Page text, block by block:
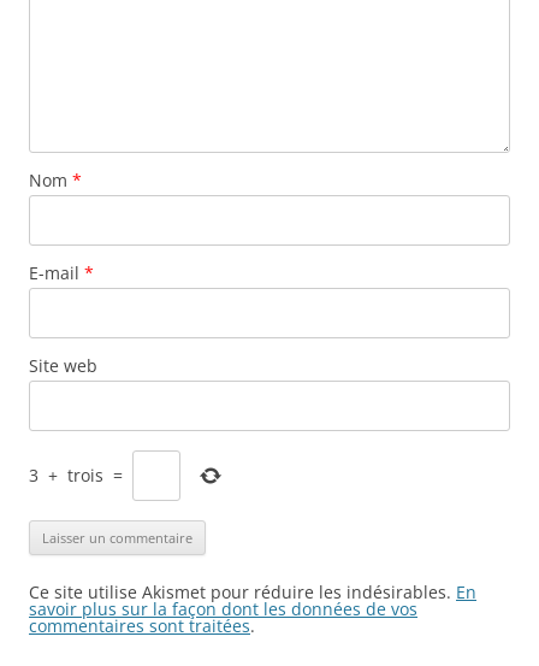
Nom *
E-mail *
Site web
3 + trois =
Ce site utilise Akismet pour réduire les indésirables. En
savoir plus sur la façon dont les données de vos
commentaires sont traitées.